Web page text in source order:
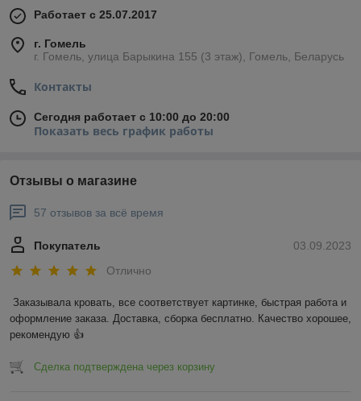
Работает с 25.07.2017
г. Гомель
г. Гомель, улица Барыкина 155 (3 этаж), Гомель, Беларусь
Контакты
Сегодня работает с 10:00 до 20:00
Показать весь график работы
Отзывы о магазине
57 отзывов за всё время
03.09.2023
Покупатель
Отлично
Заказывала кровать, все соответствует картинке, быстрая работа и
оформление заказа. Доставка, сборка бесплатно. Качество хорошее,
рекомендую 👍
Сделка подтверждена через корзину